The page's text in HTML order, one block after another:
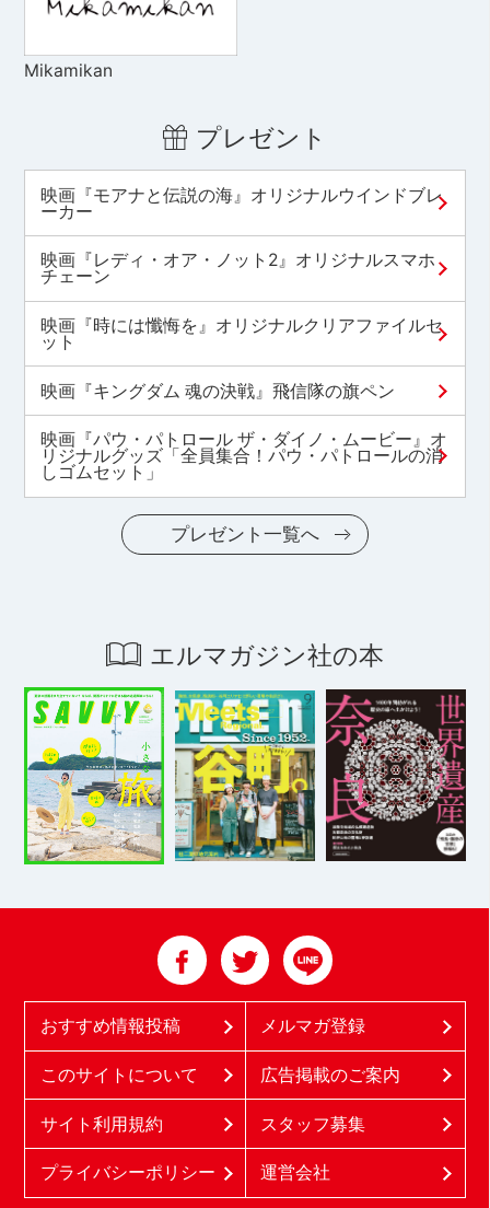
Mikamikan
プレゼント
映画『モアナと伝説の海』オリジナルウインドブレ
ーカー
映画『レディ・オア・ノット2』オリジナルスマホ
チェーン
映画『時には懺悔を』オリジナルクリアファイルセ
ット
映画『キングダム 魂の決戦』飛信隊の旗ペン
映画『パウ・パトロール ザ・ダイノ・ムービー』オ
リジナルグッズ「全員集合！パウ・パトロールの消
しゴムセット」
プレゼント一覧へ
エルマガジン社の本
おすすめ情報投稿 メルマガ登録
このサイトについて 広告掲載のご案内
サイト利用規約 スタッフ募集
プライバシーポリシー 運営会社